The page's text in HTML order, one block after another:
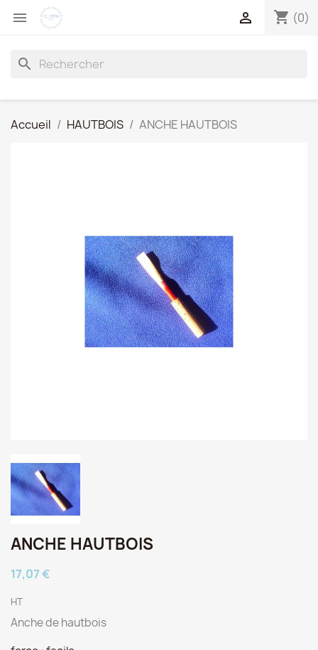
 shopping_cart (0)

search
Accueil HAUTBOIS ANCHE HAUTBOIS
ANCHE HAUTBOIS
17,07 €
HT
Anche de hautbois